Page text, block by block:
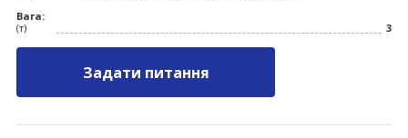
Вага:
(т)
3
Задати питання